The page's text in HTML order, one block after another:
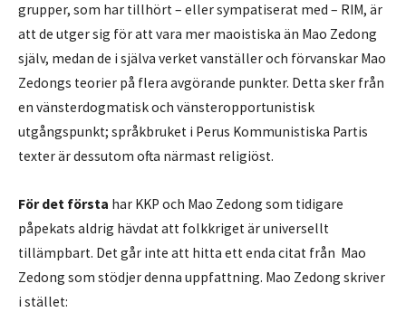
grupper, som har tillhört – eller sympatiserat med – RIM, är
att de utger sig för att vara mer maoistiska än Mao Zedong
själv, medan de i själva verket vanställer och förvanskar Mao
Zedongs teorier på flera avgörande punkter. Detta sker från
en vänsterdogmatisk och vänsteropportunistisk
utgångspunkt; språkbruket i Perus Kommunistiska Partis
texter är dessutom ofta närmast religiöst.
För det första har KKP och Mao Zedong som tidigare
påpekats aldrig hävdat att folkkriget är universellt
tillämpbart. Det går inte att hitta ett enda citat från Mao
Zedong som stödjer denna uppfattning. Mao Zedong skriver
i stället: